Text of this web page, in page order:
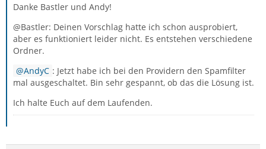
Danke Bastler und Andy!
@Bastler: Deinen Vorschlag hatte ich schon ausprobiert,
aber es funktioniert leider nicht. Es entstehen verschiedene
Ordner.
AndyC : Jetzt habe ich bei den Providern den Spamfilter
mal ausgeschaltet. Bin sehr gespannt, ob das die Lösung ist.
Ich halte Euch auf dem Laufenden.